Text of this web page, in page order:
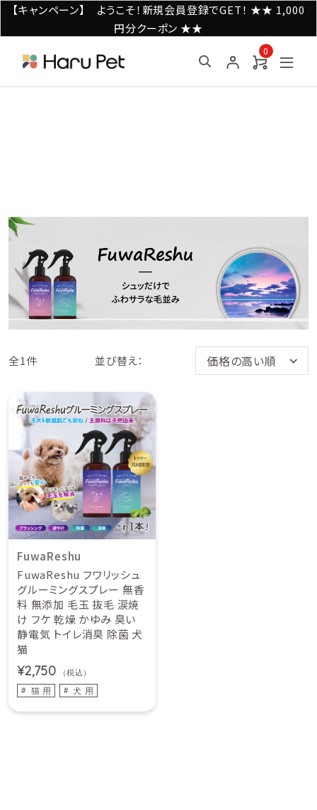
【キャンペーン】 ようこそ！新規会員登録でGET！ ★★ 1,000
円分クーポン ★★
0
全1件 並び替え：
FuwaReshu
FuwaReshu フワリッシュ
グルーミングスプレー 無香
料 無添加 毛玉 抜毛 涙焼
け フケ 乾燥 かゆみ 臭い
静電気 トイレ消臭 除菌 犬
猫
¥2,750 （税込）
猫 用 犬 用